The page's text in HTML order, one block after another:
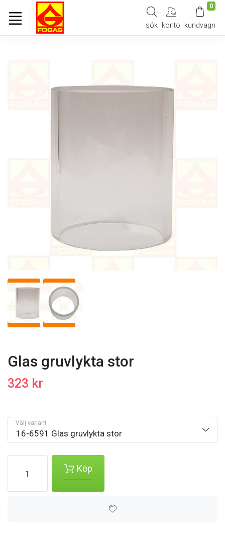
sök konto
0
kundvagn
Glas gruvlykta stor
323 kr
16-6591 Glas gruvlykta stor
Välj variant
Köp